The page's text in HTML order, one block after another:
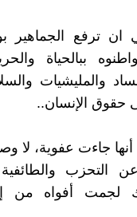
ترفع الجماهير
ببالحياة
والمليشيات
حقوق الإنسان..
جاءت عفوية، لا
التحزب والطائفية
لجمت أفواه من